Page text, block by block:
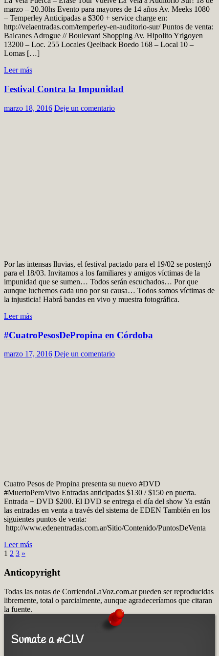
marzo – 20.30hs Evento para mayores de 14 años Av. Meeks 1080
– Temperley Anticipadas a $300 + service charge en:
http://velaentradas.com/temperley-en-auditorio-sur/ Puntos de venta:
Balcanes Adrogue // Boulevard Shopping Av. Hipolito Yrigoyen
13200 – Loc. 255 Locales Qeelback Boedo 168 – Local 10 –
Lomas […]
Leer más
Festival Contra la Impunidad
marzo 18, 2016 Deje un comentario
Por las intensas lluvias, el festival pactado para el 19/02 se postergó
para el 18/03. Invitamos a los familiares y amigos víctimas de la
impunidad que se sumen… Todos serán escuchados… Por que
aunque luchemos cada uno por su causa… Todos somos víctimas de
la injusticia! Habrá bandas en vivo y muestra fotográfica.
Leer más
#CuatroPesosDePropina en Córdoba
marzo 17, 2016 Deje un comentario
Cuatro Pesos de Propina presenta su nuevo #DVD
#MuertoPeroVivo Entradas anticipadas $130 / $150 en puerta.
Entrada + DVD $200. El DVD se entrega el día del show Ya están
las entradas en venta a través del sistema de EDEN También en los
siguientes puntos de venta:
http://www.edenentradas.com.ar/Sitio/Contenido/PuntosDeVenta
Leer más
1 2 3 »
Anticopyright
Todas las notas de CorriendoLaVoz.com.ar pueden ser reproducidas
libremente, total o parcialmente, aunque agradeceríamos que citaran
la fuente.
Sumate a #CLV